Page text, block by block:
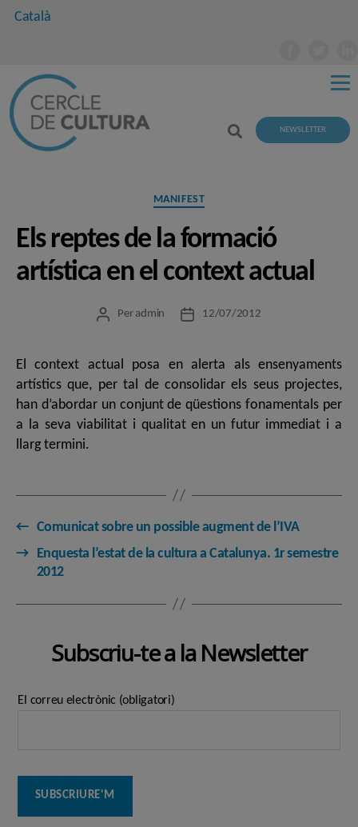
Català
NEWSLETTER
Categories
MANIFEST
Els reptes de la formació
artística en el context actual
Autor
Per admin
Data12/07/2012
El context actual posa en alerta als ensenyaments
artístics que, per tal de consolidar els seus projectes,
han d’abordar un conjunt de qüestions fonamentals per
a la seva viabilitat i qualitat en un futur immediat i a
llarg termini.
← Comunicat sobre un possible augment de l’IVA
→
Enquesta l’estat de la cultura a Catalunya. 1r semestre
2012
Subscriu-te a la Newsletter
El correu electrònic (obligatori)